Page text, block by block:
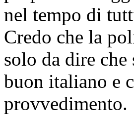
nel tempo di
Credo che la
solo da dire
buon italiano e
provvedimento.